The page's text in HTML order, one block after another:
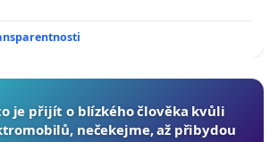
je přijít o blízkého člověka kvůli
nečekejme, až přibydou